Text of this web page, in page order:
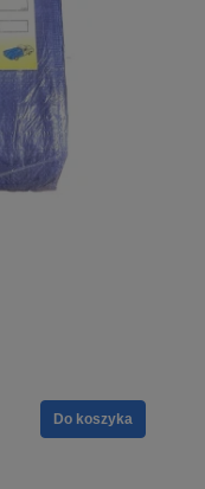
Do koszyka